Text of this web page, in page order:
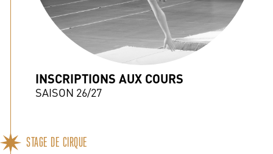
INSCRIPTIONS AUX COURS
SAISON 26/27
STAGE DE CIRQUE